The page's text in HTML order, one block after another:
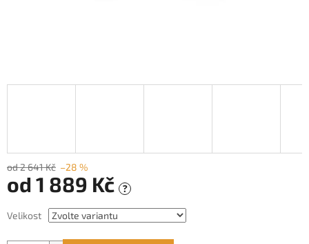
od 2 641 Kč –28 %
od 1 889 Kč ?
cena:
Velikost